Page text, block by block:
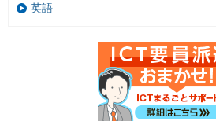
英語